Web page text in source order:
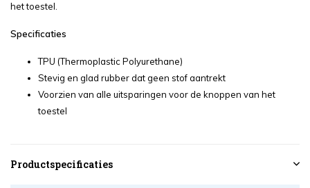
het toestel.
Specificaties
TPU (Thermoplastic Polyurethane)
Stevig en glad rubber dat geen stof aantrekt
Voorzien van alle uitsparingen voor de knoppen van het
toestel
Productspecificaties